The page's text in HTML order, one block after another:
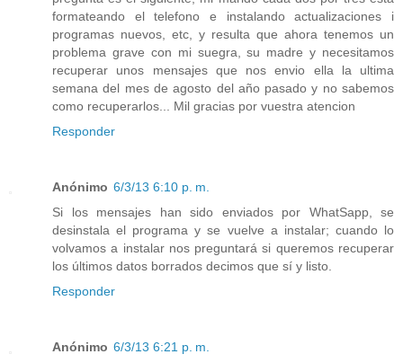
formateando el telefono e instalando actualizaciones i
programas nuevos, etc, y resulta que ahora tenemos un
problema grave con mi suegra, su madre y necesitamos
recuperar unos mensajes que nos envio ella la ultima
semana del mes de agosto del año pasado y no sabemos
como recuperarlos... Mil gracias por vuestra atencion
Responder
Anónimo 6/3/13 6:10 p. m.
Si los mensajes han sido enviados por WhatSapp, se
desinstala el programa y se vuelve a instalar; cuando lo
volvamos a instalar nos preguntará si queremos recuperar
los últimos datos borrados decimos que sí y listo.
Responder
Anónimo 6/3/13 6:21 p. m.